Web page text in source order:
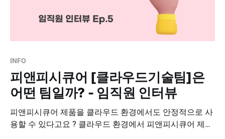
INFO
피앤피시큐어 [클라우드기술팀]은
어떤 팀일까? - 임직원 인터뷰
피앤피시큐어 제품을 클라우드 환경에서도 안정적으로 사
용할 수 있다고요 ? 클라우드 환경에서 피앤피시큐어 제품